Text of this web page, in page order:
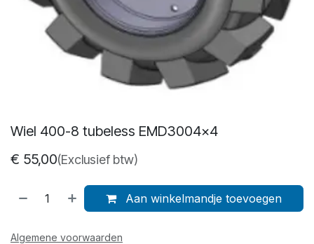
Wiel 400-8 tubeless EMD3004x4
€ 55,00(Exclusief btw)
Aan winkelmandje toevoegen
Algemene voorwaarden